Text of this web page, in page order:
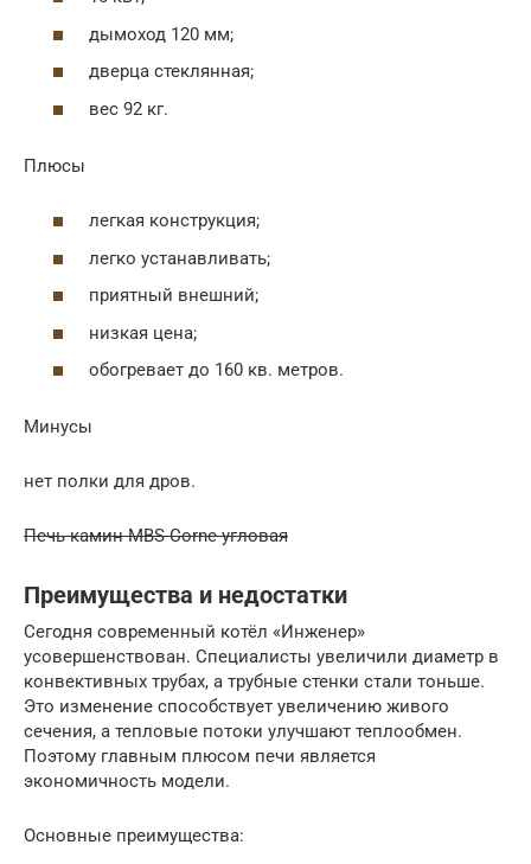
дымоход 120 мм;
дверца стеклянная;
вес 92 кг.
Плюсы
легкая конструкция;
легко устанавливать;
приятный внешний;
низкая цена;
обогревает до 160 кв. метров.
Минусы
нет полки для дров.
Печь-камин MBS Corne угловая
Преимущества и недостатки
Сегодня современный котёл «Инженер»
усовершенствован. Специалисты увеличили диаметр в
конвективных трубах, а трубные стенки стали тоньше.
Это изменение способствует увеличению живого
сечения, а тепловые потоки улучшают теплообмен.
Поэтому главным плюсом печи является
экономичность модели.
Основные преимущества: